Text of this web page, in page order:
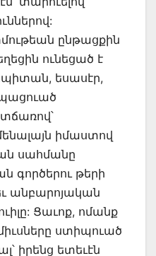
ընթացքին
ունեցած է
եսասէր,
իմաստով
սահմանը
գործերու թերի
անբարոյական
Ցաւոք, ոմանք
ստիպուած
իրենց ետեւէն